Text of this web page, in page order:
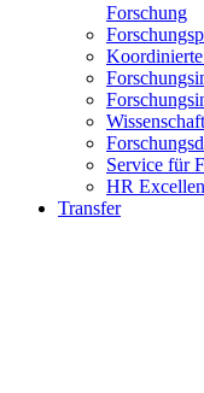
Forschung
Service für
HR
Transfer